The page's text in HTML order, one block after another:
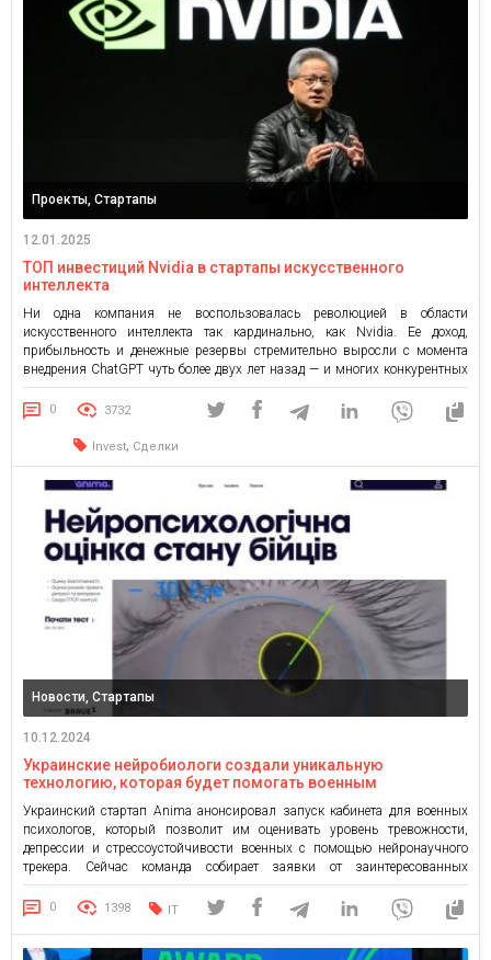
Проекты, Стартапы
12.01.2025
ТОП инвестиций Nvidia в стартапы искусственного
интеллекта
Ни одна компания не воспользовалась революцией в области
искусственного интеллекта так кардинально, как Nvidia. Ее доход,
прибыльность и денежные резервы стремительно выросли с момента
внедрения ChatGPT чуть более двух лет назад — и многих конкурентных
сервисов, генерирующих ИИ, которые были запущены с того времени. А
цена ее акций взлетела более чем в восемь раз. За […]
0 3732
Invest, Сделки
Новости, Стартапы
10.12.2024
Украинские нейробиологи создали уникальную
технологию, которая будет помогать военным
Украинский стартап Anima анонсировал запуск кабинета для военных
психологов, который позволит им оценивать уровень тревожности,
депрессии и стрессоустойчивости военных с помощью нейронаучного
трекера. Сейчас команда собирает заявки от заинтересованных
терапевтов. Anima — платформа, основанная предпринимателем
Романом Гавришем и нейробиологом Сергеем Даниловым. Основой
проекта является инновационный тест, который с помощью
0 1398 IT